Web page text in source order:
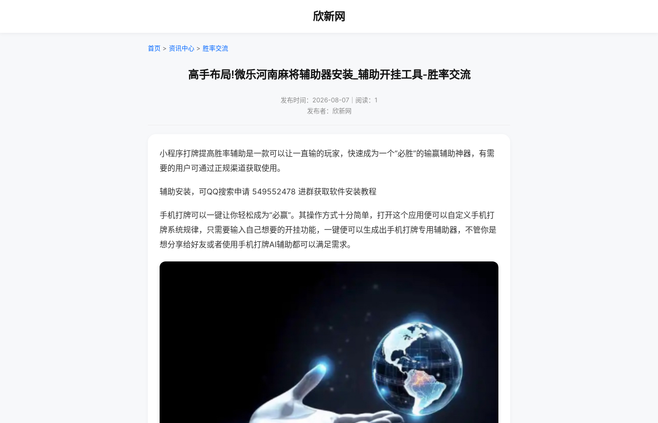
欣新网
首页 > 资讯中心 > 胜率交流
高手布局!微乐河南麻将辅助器安装_辅助开挂工具-胜率交流
发布时间：2026-08-07｜阅读：1
发布者：欣新网
小程序打牌提高胜率辅助是一款可以让一直输的玩家，快速成为一个“必胜”的输赢辅助神器，有需
要的用户可通过正规渠道获取使用。
辅助安装，可QQ搜索申请 549552478 进群获取软件安装教程
手机打牌可以一键让你轻松成为“必赢”。其操作方式十分简单，打开这个应用便可以自定义手机打
牌系统规律，只需要输入自己想要的开挂功能，一键便可以生成出手机打牌专用辅助器，不管你是
想分享给好友或者使用手机打牌AI辅助都可以满足需求。